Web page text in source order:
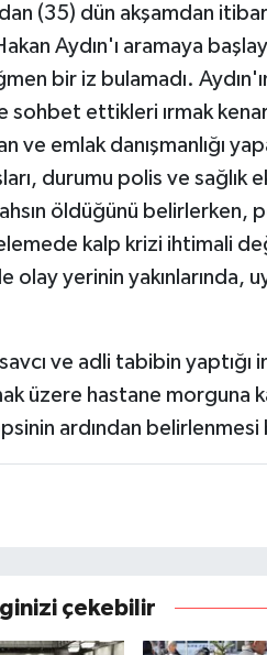
(35) dün akşamdan
Aydın'ı aramaya
bir iz bulamadı.
sohbet ettikleri ırmak
ve emlak danışmanlığı
durumu polis ve sağlık
öldüğünü belirlerken,
kalp krizi ihtimali
olay yerinin yakınlarında,
ve adli tabibin yaptığı
üzere hastane morguna
ardından
çekebilir